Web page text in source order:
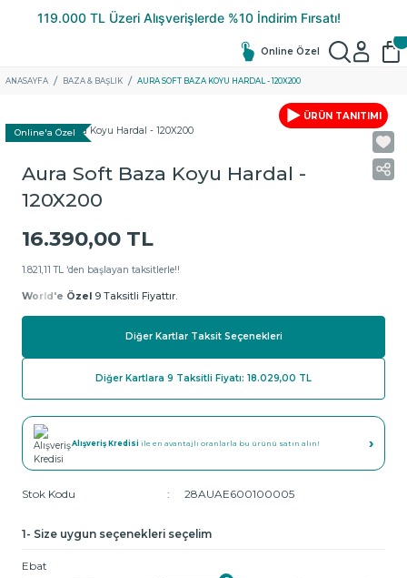
Online Özel
ANASAYFA BAZA & BAŞLIK AURA SOFT BAZA KOYU HARDAL - 120X200
ÜRÜN TANITIMI
Online'a Özel
Aura Soft Baza Koyu Hardal -
120X200
16.390,00 TL
1.821,11 TL ‘den başlayan taksitlerle!!
World'e Özel 9 Taksitli Fiyattır.
Diğer Kartlar Taksit Seçenekleri
Diğer Kartlara 9 Taksitli Fiyatı: 18.029,00 TL
Alışveriş Kredisi ile en avantajlı oranlarla bu ürünü satın alın! ›
Stok Kodu 28AUAE600100005
1- Size uygun seçenekleri seçelim
Ebat